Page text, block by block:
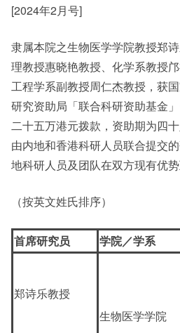
新亚影集
影片库
Staff Engagement
[2024年2月号]
隶属本院之生物医学学院教授郑
理教授惠晓艳教授、化学系教授
工程学系副教授周仁杰教授，获
研究资助局「联合科研资助基金
二十五万港元拨款，资助期为四
由内地和香港科研人员联合提交
地科研人员及团队在双方现有优
（按英文姓氏排序）
首席研究员 学院／学系
郑诗乐教授
生物医学学院